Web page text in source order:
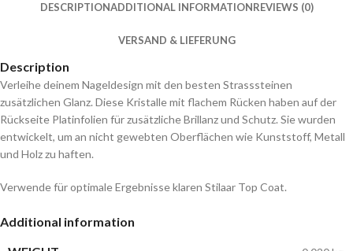
DESCRIPTIONADDITIONAL INFORMATIONREVIEWS (0)
VERSAND & LIEFERUNG
Description
Verleihe deinem Nageldesign mit den besten Strasssteinen
zusätzlichen Glanz. Diese Kristalle mit flachem Rücken haben auf der
Rückseite Platinfolien für zusätzliche Brillanz und Schutz. Sie wurden
entwickelt, um an nicht gewebten Oberflächen wie Kunststoff, Metall
und Holz zu haften.
Verwende für optimale Ergebnisse klaren Stilaar Top Coat.
Additional information